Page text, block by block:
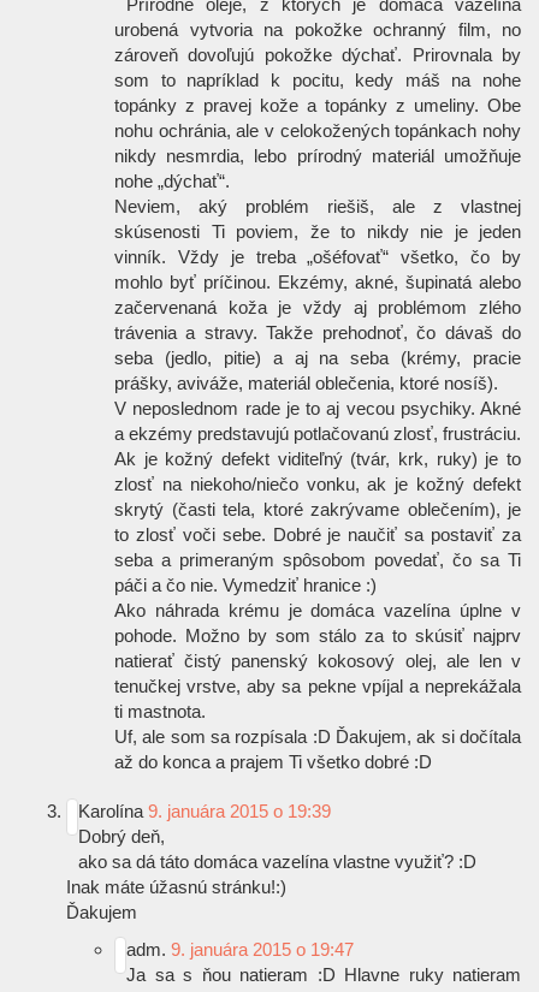
Prírodné oleje, z ktorých je domáca vazelína
urobená vytvoria na pokožke ochranný film, no
zároveň dovoľujú pokožke dýchať. Prirovnala by
som to napríklad k pocitu, kedy máš na nohe
topánky z pravej kože a topánky z umeliny. Obe
nohu ochránia, ale v celokožených topánkach nohy
nikdy nesmrdia, lebo prírodný materiál umožňuje
nohe „dýchať“.
Neviem, aký problém riešiš, ale z vlastnej
skúsenosti Ti poviem, že to nikdy nie je jeden
vinník. Vždy je treba „ošéfovať“ všetko, čo by
mohlo byť príčinou. Ekzémy, akné, šupinatá alebo
začervenaná koža je vždy aj problémom zlého
trávenia a stravy. Takže prehodnoť, čo dávaš do
seba (jedlo, pitie) a aj na seba (krémy, pracie
prášky, aviváže, materiál oblečenia, ktoré nosíš).
V neposlednom rade je to aj vecou psychiky. Akné
a ekzémy predstavujú potlačovanú zlosť, frustráciu.
Ak je kožný defekt viditeľný (tvár, krk, ruky) je to
zlosť na niekoho/niečo vonku, ak je kožný defekt
skrytý (časti tela, ktoré zakrývame oblečením), je
to zlosť voči sebe. Dobré je naučiť sa postaviť za
seba a primeraným spôsobom povedať, čo sa Ti
páči a čo nie. Vymedziť hranice :)
Ako náhrada krému je domáca vazelína úplne v
pohode. Možno by som stálo za to skúsiť najprv
natierať čistý panenský kokosový olej, ale len v
tenučkej vrstve, aby sa pekne vpíjal a neprekážala
ti mastnota.
Uf, ale som sa rozpísala :D Ďakujem, ak si dočítala
až do konca a prajem Ti všetko dobré :D
Karolína 9. januára 2015 o 19:39
Dobrý deň,
ako sa dá táto domáca vazelína vlastne využiť? :D
Inak máte úžasnú stránku!:)
Ďakujem
adm. 9. januára 2015 o 19:47
Ja sa s ňou natieram :D Hlavne ruky natieram